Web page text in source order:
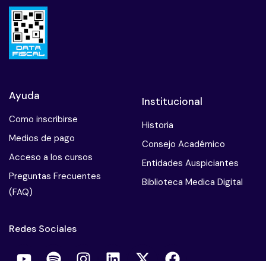
Ayuda
Como inscribirse
Medios de pago
Acceso a los cursos
Preguntas Frecuentes
(FAQ)
Institucional
Historia
Consejo Académico
Entidades Auspiciantes
Biblioteca Medica Digital
Redes Sociales